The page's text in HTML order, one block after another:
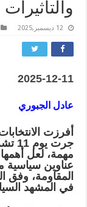
والتأثيرات
12 ديسمبر,2025
2025-12-11
عادل الجبوري
أفرزت
عناوين سياسية
المقاومة، وفق
في المشهد